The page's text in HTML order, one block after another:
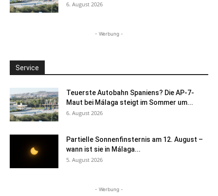
6. August 2026
- Werbung -
Service
Teuerste Autobahn Spaniens? Die AP-7-
Maut bei Málaga steigt im Sommer um...
6. August 2026
Partielle Sonnenfinsternis am 12. August –
wann ist sie in Málaga...
5. August 2026
- Werbung -